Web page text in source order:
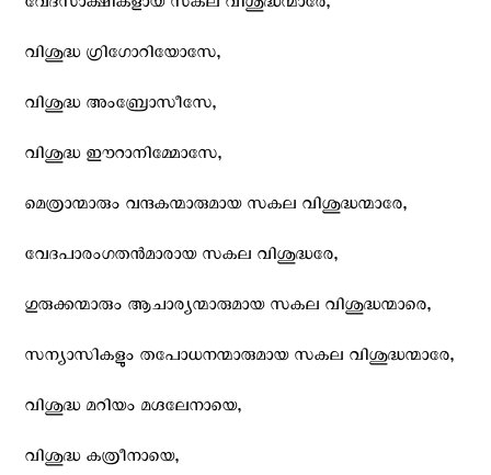
വേദസാക്ഷികളായ സകല വിശുദ്ധന്മാരേ,
വിശുദ്ധ ഗ്രിഗോറിയോസേ,
വിശുദ്ധ അംബ്രോസീസേ,
വിശുദ്ധ ഈറാനിമ്മോസേ,
മെത്രാന്മാരും വന്ദകന്മാരുമായ സകല‍ വിശുദ്ധന്മാരേ,
വേദപാരംഗതന്‍മാരായ സകല വിശുദ്ധരേ,
ഗുരുക്കന്മാരും ആചാര്യന്മാരുമായ സകല വിശുദ്ധന്മാരെ,
സന്യാസികളും തപോധനന്മാരുമായ സകല വിശുദ്ധന്മാരേ,
വിശുദ്ധ മറിയം മഗ്ദലേനായെ,
വിശുദ്ധ കത്രീനായെ,